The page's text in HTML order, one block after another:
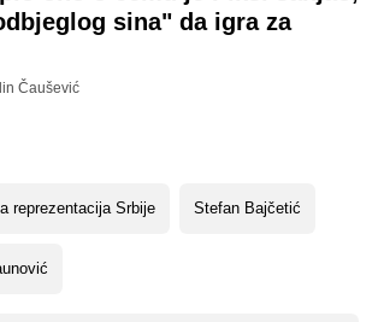
sina" da igra za
Čaušević
reprezentacija Srbije Stefan Bajčetić